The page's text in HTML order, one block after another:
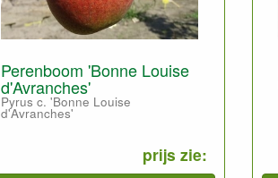
Perenboom 'Bonne Louise
d'Avranches'
Pyrus c. 'Bonne Louise
d'Avranches'
prijs zie: